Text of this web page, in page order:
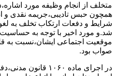
متخلف از انجام وظیفه مورد
همچون حبس تادیبی،جریمه نقدی و
شرایط و دفعات ارتکاب تخلف به
شد.و مورد اخیر با توجه به
موقعیت اجتماعی ایشان،نسبت به
صواب بود.
در اجرای ماده ۱۰۶۰